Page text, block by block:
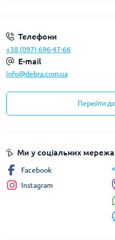
Телефони
+38 (097) 696-47-66
E-mail
info@debra.com.ua
Перейти
Ми у соціальних
Facebook
Instagram